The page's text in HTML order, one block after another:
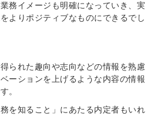
務イメージも明確になっていき、実
よりポジティブなものにできるでし
られた趣向や志向などの情報を熟慮
ーションを上げるような内容の情報
。
を知ること」にあたる内定者もいれ